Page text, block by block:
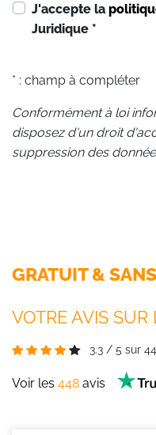
J'accepte la
Juridique *
* : champ à compléter
Conformément à loi
disposez d'un droit
suppression des
GRATUIT &
VOTRE AVIS
3.3 / 5 sur
Voir les 448 avis